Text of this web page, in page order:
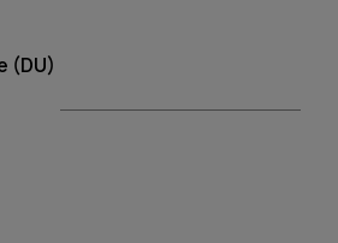
(DU)